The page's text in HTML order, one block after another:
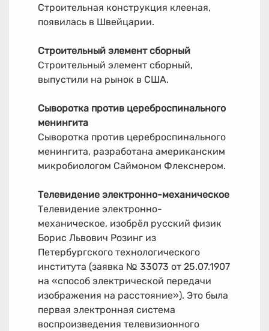
Строительная конструкция клееная,
появилась в Швейцарии.
Строительный элемент сборный
Строительный элемент сборный,
выпустили на рынок в США.
Сыворотка против цереброспинального
менингита
Сыворотка против цереброспинального
менингита, разработана американским
микробиологом Саймоном Флекснером.
Телевидение электронно-механическое
Телевидение электронно-
механическое, изобрёл русский физик
Борис Львович Розинг из
Петербургского технологического
института (заявка № 33073 от 25.07.1907
на «способ электрической передачи
изображения на расстояние»). Это была
первая электронная система
воспроизведения телевизионного